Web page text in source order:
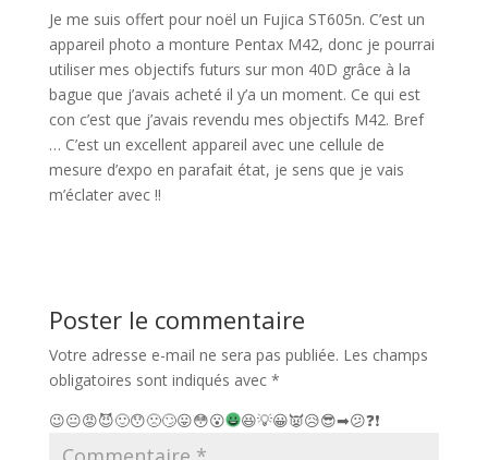
Je me suis offert pour noël un Fujica ST605n. C’est un
appareil photo a monture Pentax M42, donc je pourrai
utiliser mes objectifs futurs sur mon 40D grâce à la
bague que j’avais acheté il y’a un moment. Ce qui est
con c’est que j’avais revendu mes objectifs M42. Bref
… C’est un excellent appareil avec une cellule de
mesure d’expo en parafait état, je sens que je vais
m’éclater avec !!
Poster le commentaire
Votre adresse e-mail ne sera pas publiée. Les champs
obligatoires sont indiqués avec *
😉😐😡😈🙂😯🙁🙄😛😳😮 😆💡😀👿😥😎➡😕❓❗